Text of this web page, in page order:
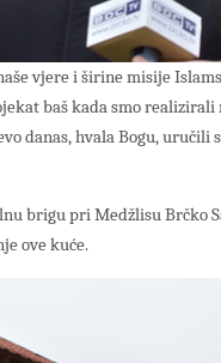
vjere i širine misije
baš kada smo realizirali
danas, hvala Bogu, uručili
brigu pri Medžlisu Brčko
ove kuće.